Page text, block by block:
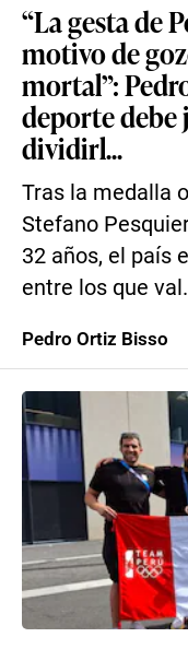
“La gesta de
motivo de
mortal”:
deporte debe
dividirl...
Tras la medalla
Stefano
32 años, el país
entre los que
Pedro Ortiz Bisso